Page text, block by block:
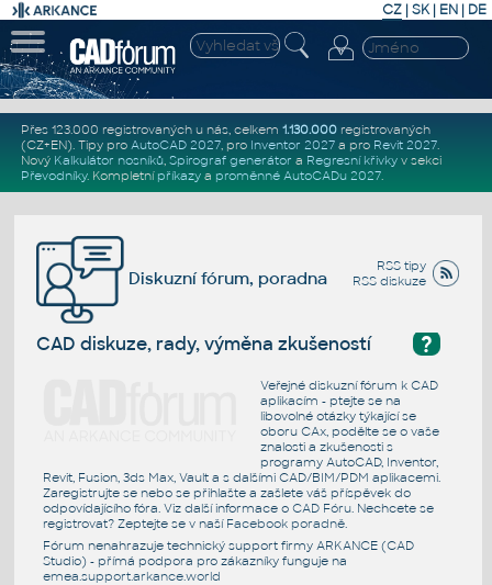
CZ | SK| EN | DE
Přes 123.000 registrovaných u nás, celkem 1.130.000registrovaných
(CZ+EN). Tipy pro AutoCAD 2027, pro Inventor 2027a pro Revit 2027.
Nový Kalkulátor nosníků, Spirograf generátor a Regresní křivkyv sekci
Převodníky. Kompletní příkazya proměnné AutoCADu 2027.
RSS tipy
RSS diskuze
Diskuzní fórum, poradna
?
CAD diskuze, rady, výměna zkušeností
Veřejné diskuzní fórum k CAD
aplikacím - ptejte se na
libovolné otázky týkající se
oboru CAx, podělte se o vaše
znalosti a zkušenosti s
programy AutoCAD, Inventor,
Revit, Fusion, 3ds Max, Vault a s dalšími CAD/BIM/PDM aplikacemi.
Zaregistrujte se nebo se přihlašte a zašlete váš příspěvek do
odpovídajícího fóra. Viz další informace o CAD Fóru. Nechcete se
registrovat? Zeptejte se v naší Facebook poradně.
Fórum nenahrazuje technický support firmy ARKANCE (CAD
Studio) - přímá podpora pro zákazníky funguje na
emea.support.arkance.world